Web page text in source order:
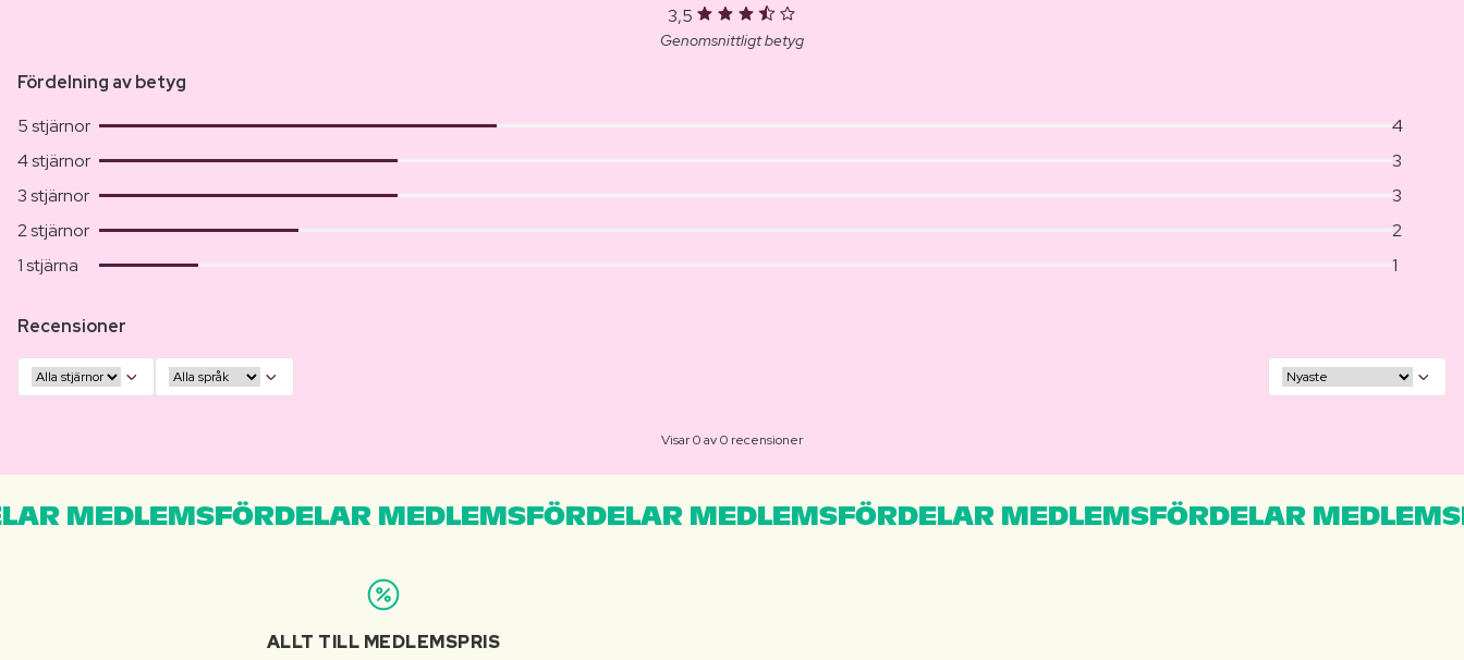
3,5
Genomsnittligt betyg
Fördelning av betyg
5 stjärnor
4
4 stjärnor
3
3 stjärnor
3
2 stjärnor
2
1 stjärna
1
Recensioner
Visar 0 av 0 recensioner
MEDLEMSFÖRDELAR MEDLEMSFÖRDELAR MEDLEMSFÖRDELAR MEDLEMSFÖRDELAR
ALLT TILL MEDLEMSPRIS